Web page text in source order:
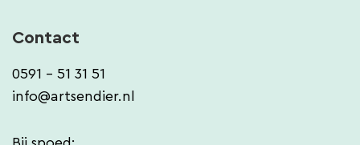
Contact
0591 - 51 31 51
info@artsendier.nl